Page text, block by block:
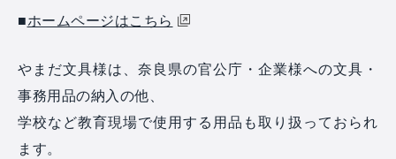
■ホームページはこちら
やまだ文具様は、奈良県の官公庁・企業様への文具・
事務用品の納入の他、
学校など教育現場で使用する用品も取り扱っておられ
ます。